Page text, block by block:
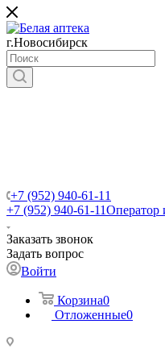
г.Новосибирск
+7 (952) 940-61-11
+7 (952) 940-61-11Оператор
Заказать звонок
Задать вопрос
Войти
Корзина0
Отложенные0